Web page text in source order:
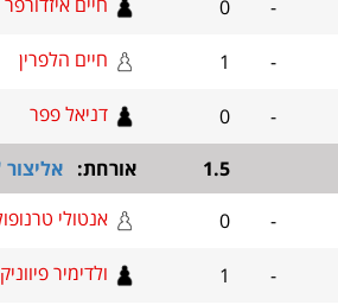
-
0
-
1 חיים הלפרין
-
0 דניאל פפר
1.5 אורחת:
-
0 אנטולי
-
1 ולדימיר פיווניק